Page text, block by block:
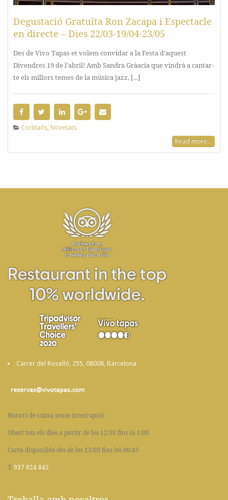
Degustació Gratuïta Ron Zacapa i Espectacle
en directe – Dies 22/03-19/04-23/05
Des de Vivo Tapas et volem convidar a la Festa d’aquest
Divendres 19 de l’abril! Amb Sandra Gràacia que vindrà a cantar-
te els millors temes de la música jazz, [...]
Cocktails Novetats
Read more...
Carrer del Roselló, 255, 08008, Barcelona
Horari de cuina sense interrupció
Obert tots els dies a partir de les 12:30 fins la 1:00
Carta disponible des de les 13:00 fins les 00:45
T. 937 824 845